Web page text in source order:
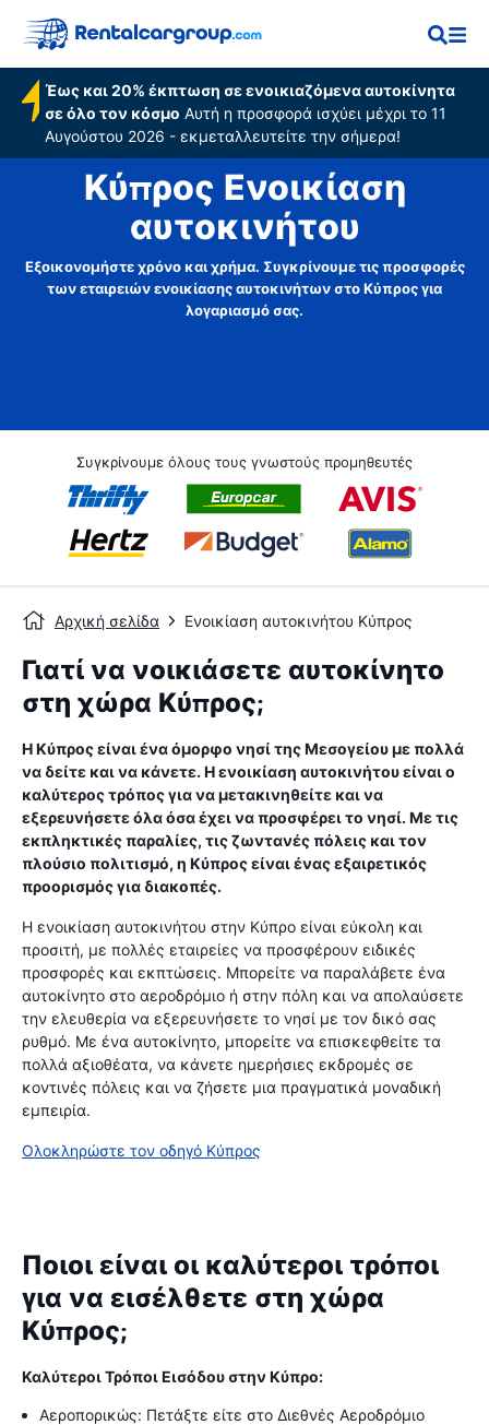
Έως και 20% έκπτωση σε ενοικιαζόμενα αυτοκίνητα
σε όλο τον κόσμο Αυτή η προσφορά ισχύει μέχρι το 11
Αυγούστου 2026 - εκμεταλλευτείτε την σήμερα!
Κύπρος Ενοικίαση
αυτοκινήτου
Εξοικονομήστε χρόνο και χρήμα. Συγκρίνουμε τις προσφορές
των εταιρειών ενοικίασης αυτοκινήτων στο Κύπρος για
λογαριασμό σας.
Συγκρίνουμε όλους τους γνωστούς προμηθευτές
Αρχική σελίδα Ενοικίαση αυτοκινήτου Κύπρος
Γιατί να νοικιάσετε αυτοκίνητο
στη χώρα Κύπρος;
Η Κύπρος είναι ένα όμορφο νησί της Μεσογείου με πολλά
να δείτε και να κάνετε. Η ενοικίαση αυτοκινήτου είναι ο
καλύτερος τρόπος για να μετακινηθείτε και να
εξερευνήσετε όλα όσα έχει να προσφέρει το νησί. Με τις
εκπληκτικές παραλίες, τις ζωντανές πόλεις και τον
πλούσιο πολιτισμό, η Κύπρος είναι ένας εξαιρετικός
προορισμός για διακοπές.
Η ενοικίαση αυτοκινήτου στην Κύπρο είναι εύκολη και
προσιτή, με πολλές εταιρείες να προσφέρουν ειδικές
προσφορές και εκπτώσεις. Μπορείτε να παραλάβετε ένα
αυτοκίνητο στο αεροδρόμιο ή στην πόλη και να απολαύσετε
την ελευθερία να εξερευνήσετε το νησί με τον δικό σας
ρυθμό. Με ένα αυτοκίνητο, μπορείτε να επισκεφθείτε τα
πολλά αξιοθέατα, να κάνετε ημερήσιες εκδρομές σε
κοντινές πόλεις και να ζήσετε μια πραγματικά μοναδική
εμπειρία.
Ολοκληρώστε τον οδηγό Κύπρος
Ποιοι είναι οι καλύτεροι τρόποι
για να εισέλθετε στη χώρα
Κύπρος;
Καλύτεροι Τρόποι Εισόδου στην Κύπρο:
Αεροπορικώς: Πετάξτε είτε στο Διεθνές Αεροδρόμιο